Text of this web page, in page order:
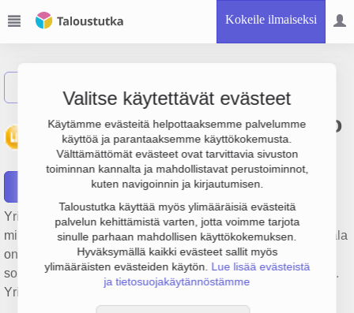
Kokeile ilmaiseksi
Valitse käytettävät evästeet
Käytämme evästeitä helpottaaksemme palvelumme
käyttöä ja parantaaksemme käyttökokemusta.
Välttämättömät evästeet ovat tarvittavia sivuston
toiminnan kannalta ja mahdollistavat perustoiminnot,
kuten navigoinnin ja kirjautumisen.
Taloustutka käyttää myös ylimääräisiä evästeitä
palvelun kehittämistä varten, jotta voimme tarjota
sinulle parhaan mahdollisen käyttökokemuksen.
Hyväksymällä kaikki evästeet sallit myös
ylimääräisten evästeiden käytön. Lue lisää evästeistä
ja tietosuojakäytännöstämme
Lahden Isännöitsijätoimisto
Oy
Yrityksen Lahden Isännöitsijätoimisto Oy liikevaihto on 1.7
milj. €, tulos 71 000 € ja henkilöstömäärä 19. Sen päätoimiala
on Muu kiinteistöalan toiminta palkkio- tai
sopimusperusteisesti, perustamisvuosi 1978 ja sijainti Lahti.
Yrityksen yhtiömuoto Osakeyhtiö (OY).